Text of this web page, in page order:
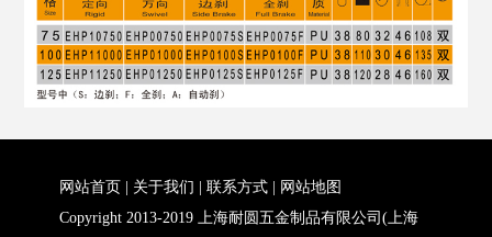
网站首页 关于我们 |联系方式
网站地图
Copyright 2013-2019 上海耐圆五金制品有限公司(上海